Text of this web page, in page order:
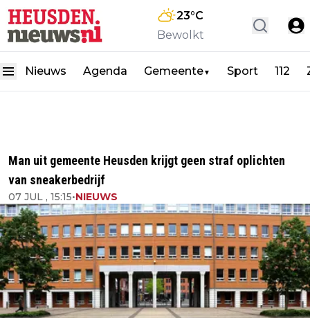
23°C
Bewolkt
Nieuws Agenda Gemeente▼ Sport 112
Man uit gemeente Heusden krijgt geen straf oplichten
van sneakerbedrijf
07 JUL , 15:15•NIEUWS